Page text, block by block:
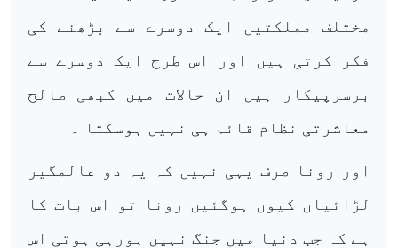
مختلف مملکتیں ایک دوسرے سے بڑھنے کی
فکر کرتی ہیں اور اس طرح ایک دوسرے سے
برسرپیکار ہیں ان حالات میں کبھی صالح
معاشرتی نظام قائم ہی نہیں ہوسکتا ۔
اور رونا صرف یہی نہیں کہ یہ دو عالمگیر
لڑائیاں کیوں ہوگئیں رونا تو اس بات کا
ہے کہ جب دنیا میں جنگ نہیں ہورہی ہوتی اس